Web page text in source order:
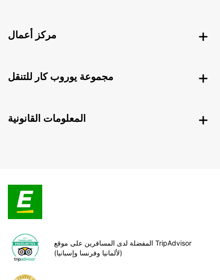
مركز أعمال
مجموعة يوروب كار للتنقل
المعلومات القانونية
المفضلة لدى المسافرين على موقع TripAdvisor
(لألمانيا وفرنسا وإسبانيا)